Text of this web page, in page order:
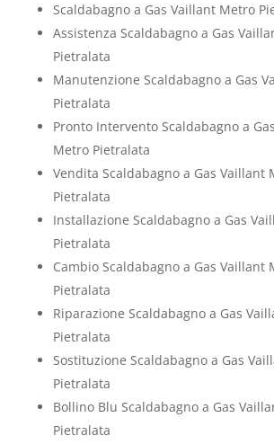
Scaldabagno a Gas Vaillant Metro
Assistenza Scaldabagno a Gas
Pietralata
Manutenzione Scaldabagno a Gas
Pietralata
Pronto Intervento Scaldabagno a
Metro Pietralata
Vendita Scaldabagno a Gas Vaillant
Pietralata
Installazione Scaldabagno a Gas
Pietralata
Cambio Scaldabagno a Gas Vaillant
Pietralata
Riparazione Scaldabagno a Gas
Pietralata
Sostituzione Scaldabagno a Gas
Pietralata
Bollino Blu Scaldabagno a Gas
Pietralata